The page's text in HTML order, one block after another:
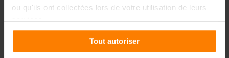
ou qu'ils ont collectées lors de votre utilisation de leurs
services.
Tout autoriser
juin 2021
mai 2021